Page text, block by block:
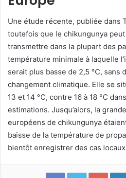
Une étude récente, publiée dans
toutefois que le chikungunya
transmettre dans la plupart des
température minimale à laquelle
serait plus basse de 2,5 °C, sans
changement climatique. Elle se
13 et 14 °C, contre 16 à 18 °C
estimations. Jusqu’alors, la
européens de chikungunya
baisse de la température de
bientôt enregistrer des cas